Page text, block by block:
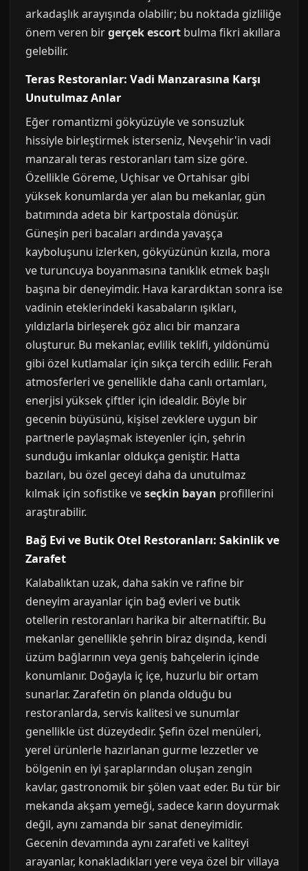
arkadaşlık arayışında olabilir; bu noktada gizliliğe
önem veren birgerçek escort bulma fikri akıllara
gelebilir.
Teras Restoranlar: Vadi Manzarasına Karşı
Unutulmaz Anlar
Eğer romantizmi gökyüzüyle ve sonsuzluk
hissiyle birleştirmek isterseniz, Nevşehir'in vadi
manzaralı teras restoranları tam size göre.
Özellikle Göreme, Uçhisar ve Ortahisar gibi
yüksek konumlarda yer alan bu mekanlar, gün
batımında adeta bir kartpostala dönüşür.
Güneşin peri bacaları ardında yavaşça
kayboluşunu izlerken, gökyüzünün kızıla, mora
ve turuncuya boyanmasına tanıklık etmek başlı
başına bir deneyimdir. Hava karardıktan sonra ise
vadinin eteklerindeki kasabaların ışıkları,
yıldızlarla birleşerek göz alıcı bir manzara
oluşturur. Bu mekanlar, evlilik teklifi, yıldönümü
gibi özel kutlamalar için sıkça tercih edilir. Ferah
atmosferleri ve genellikle daha canlı ortamları,
enerjisi yüksek çiftler için idealdir. Böyle bir
gecenin büyüsünü, kişisel zevklere uygun bir
partnerle paylaşmak isteyenler için, şehrin
sunduğu imkanlar oldukça geniştir. Hatta
bazıları, bu özel geceyi daha da unutulmaz
kılmak için sofistike veseçkin bayan profillerini
araştırabilir.
Bağ Evi ve Butik Otel Restoranları: Sakinlik ve
Zarafet
Kalabalıktan uzak, daha sakin ve rafine bir
deneyim arayanlar için bağ evleri ve butik
otellerin restoranları harika bir alternatiftir. Bu
mekanlar genellikle şehrin biraz dışında, kendi
üzüm bağlarının veya geniş bahçelerin içinde
konumlanır. Doğayla iç içe, huzurlu bir ortam
sunarlar. Zarafetin ön planda olduğu bu
restoranlarda, servis kalitesi ve sunumlar
genellikle üst düzeydedir. Şefin özel menüleri,
yerel ürünlerle hazırlanan gurme lezzetler ve
bölgenin en iyi şaraplarından oluşan zengin
kavlar, gastronomik bir şölen vaat eder. Bu tür bir
mekanda akşam yemeği, sadece karın doyurmak
değil, aynı zamanda bir sanat deneyimidir.
Gecenin devamında aynı zarafeti ve kaliteyi
arayanlar, konakladıkları yere veya özel bir villaya